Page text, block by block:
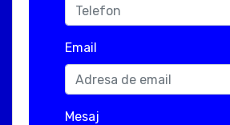
Email
Mesaj